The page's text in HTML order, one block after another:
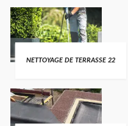
NETTOYAGE DE TERRASSE 22